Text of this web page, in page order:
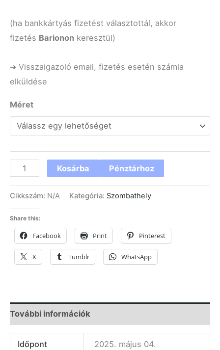
(ha bankkártyás fizetést választottál, akkor
fizetés Barionon keresztül)
➜ Visszaigazoló email, fizetés esetén számla
elküldése
Méret
Kosárba Pénztárhoz
Cikkszám: N/A Kategória: Szombathely
Share this:
Facebook Print Pinterest
X Tumblr WhatsApp
További információk
Időpont
2025. május 04.